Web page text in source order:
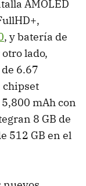
AMOLED
, y batería de
lado,
6.67
chipset
mAh con
8 GB de
512 GB en el